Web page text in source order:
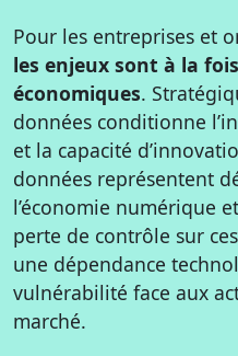
Pour les entreprises et
les enjeux sont à la
économiques.
données conditionne
et la capacité
données représentent
l’économie numérique
perte de contrôle sur
une dépendance
vulnérabilité face aux
marché.